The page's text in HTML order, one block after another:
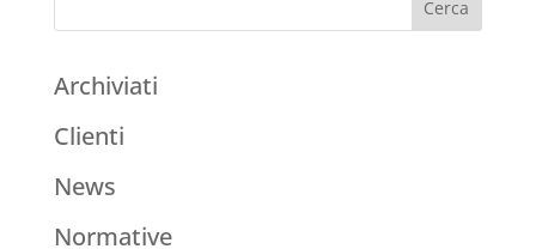
Archiviati
Clienti
News
Normative